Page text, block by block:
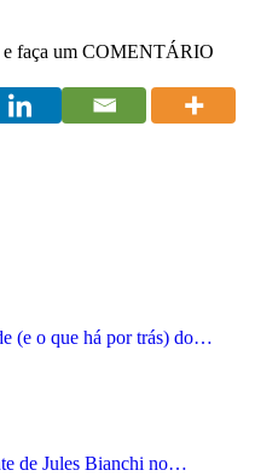
faça um COMENTÁRIO
(e o que há por trás) do…
de Jules Bianchi no…